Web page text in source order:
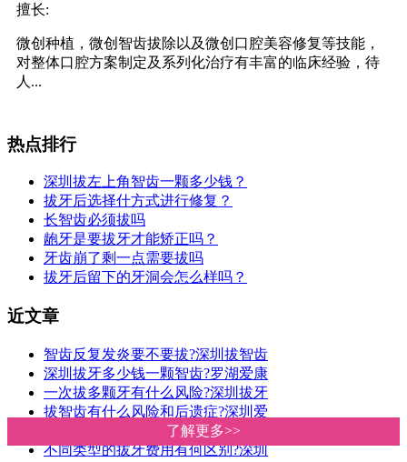
了解更多>>
了解更多>>
擅长:
微创种植，微创智齿拔除以及微创口腔美容修复等技能，
对整体口腔方案制定及系列化治疗有丰富的临床经验，待
人...
热点排行
深圳拔左上角智齿一颗多少钱？
拔牙后选择什方式进行修复？
长智齿必须拔吗
龅牙是要拔牙才能矫正吗？
牙齿崩了剩一点需要拔吗
拔牙后留下的牙洞会怎么样吗？
近文章
智齿反复发炎要不要拔?深圳拔智齿
深圳拔牙多少钱一颗智齿?罗湖爱康
一次拔多颗牙有什么风险?深圳拔牙
拔智齿有什么风险和后遗症?深圳爱
深圳罗湖牙科诊所拔牙收费贵唔贵
不同类型的拔牙费用有何区别?深圳